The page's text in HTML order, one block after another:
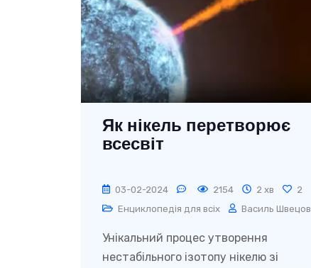
Як нікель перетворює
всесвіт
03-02-2024 2154 2 хв
2
Енциклопедія для всіх
Василь Швецов
Унікальний процес утворення
нестабільного ізотопу нікелю зі